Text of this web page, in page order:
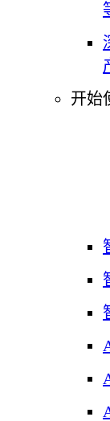
开始